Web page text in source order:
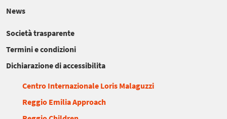
News
Società trasparente
Termini e condizioni
Dichiarazione di accessibilita
Centro Internazionale Loris Malaguzzi
Reggio Emilia Approach